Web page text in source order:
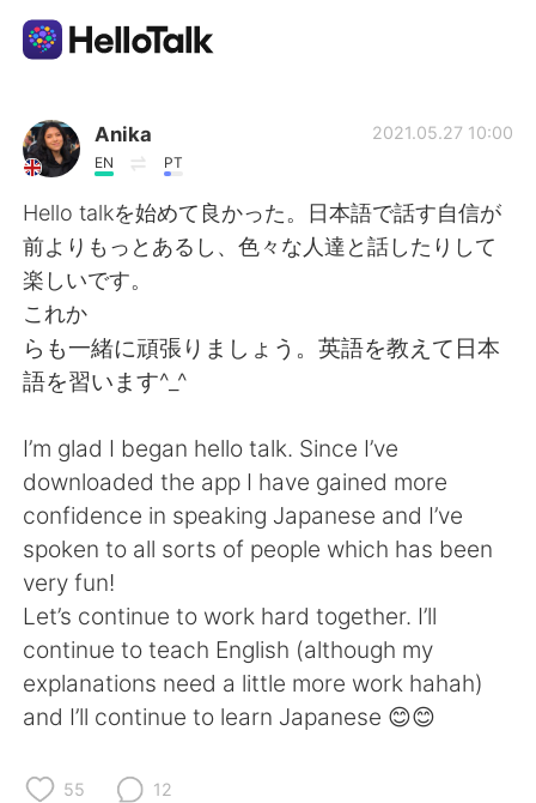
언어 교환 앱
AI Grammar Checker
한국어
English 简体中文
العربية Français
Deutsch 日本語
Русский ไทย
Indonesia Italiano
Türkçe Tiếng Việt
Português
Anika
EN PT
2021.05.27 10:00
Hello talkを始めて良かった。日本語で話す自信が
前よりもっとあるし、色々な人達と話したりして
楽しいです。
これか
らも一緒に頑張りましょう。英語を教えて日本
語を習います^_^
I’m glad I began hello talk. Since I’ve
downloaded the app I have gained more
confidence in speaking Japanese and I’ve
spoken to all sorts of people which has been
very fun!
Let’s continue to work hard together. I’ll
continue to teach English (although my
explanations need a little more work hahah)
and I’ll continue to learn Japanese 😊😊
55 12